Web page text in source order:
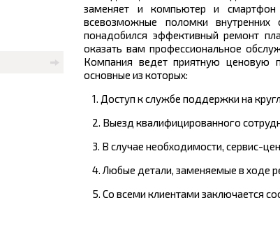
заменяет и компьютер и смартфон
всевозможные поломки
понадобился эффективный ремонт
оказать вам профессиональное
Компания ведет приятную ценовую
основные из которых:
1. Доступ к службе поддержки на
2. Выезд квалифицированного
3. В случае необходимости, сервис-
4. Любые детали, заменяемые в ходе
5. Со всеми клиентами заключается